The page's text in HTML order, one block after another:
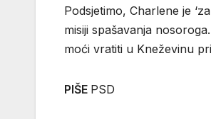
Podsjetimo, Charlene je
misiji spašavanja
moći vratiti u Kneževinu
PIŠE PSD